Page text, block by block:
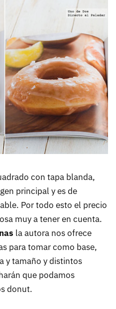
con tapa blanda,
principal y es de
Por todo esto el precio
muy a tener en cuenta.
la autora nos ofrece
para tomar como base,
y tamaño y distintos
que podamos
donut.